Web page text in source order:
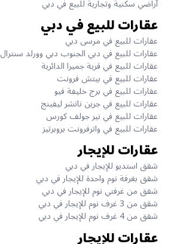
آراضي سكنية وتجارية للبيع في دبي
عقارات للبيع في دبي
عقارات للبيع في مرسى دبي
عقارات للبيع في دبي الجنوب دبي وورلد سنترال
عقارات للبيع في قرية جميرا الدائرية
عقارات للبيع في بيتش فرونت
عقارات للبيع في برج خليفة فيو
عقارات للبيع في جرين ناتشر ليفينج
عقارات للبيع في نير جولف كورس
عقارات للبيع في واترفرونت بروبرتيز
عقارات للإيجار
شقق استديو للإيجار في دبي
شقق بغرفة نوم واحدة للإيجار في دبي
شقق من غرفتي نوم للإيجار في دبي
شقق من 3 غرف نوم للإيجار في دبي
شقق من 4 غرف نوم للإيجار في دبي
عقارات للإيجار